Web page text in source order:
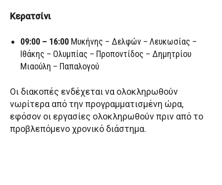
Κερατσίνι
09:00 – 16:00 Μυκήνης – Δελφών – Λευκωσίας –
Ιθάκης – Ολυμπίας – Προποντίδος – Δημητρίου
Μιαούλη – Παπαλογού
Οι διακοπές ενδέχεται να ολοκληρωθούν
νωρίτερα από την προγραμματισμένη ώρα,
εφόσον οι εργασίες ολοκληρωθούν πριν από το
προβλεπόμενο χρονικό διάστημα.